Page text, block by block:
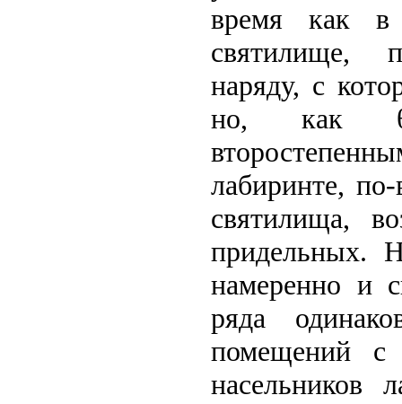
время как в
святилище,
наряду, с
но, как
лабиринте,
святилища,
придельных.
намеренно и
ряда
помещений с
насельников